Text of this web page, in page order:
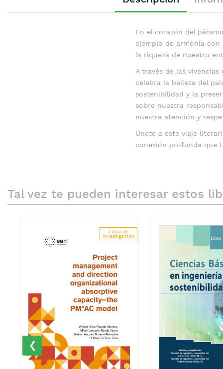
En el corazón del
ejemplo de armonía
la riqueza de nuestro
A través de las
celebra la belleza del
sostenibilidad y la
sobre nuestra
nuestra atención y
Únete a este viaje
conexión profunda que
Tal vez te pueden interesar estos
Libro de
investigación
‹